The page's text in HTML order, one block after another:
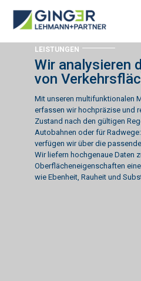
Mit unseren multifunktionalen
erfassen wir hochpräzise und
Zustand nach den gültigen
Autobahnen oder für
verfügen wir über die
Wir liefern hochgenaue Daten
Oberflächeneigenschaften
wie Ebenheit, Rauheit und
Wir analysieren
von
LEISTUNGEN